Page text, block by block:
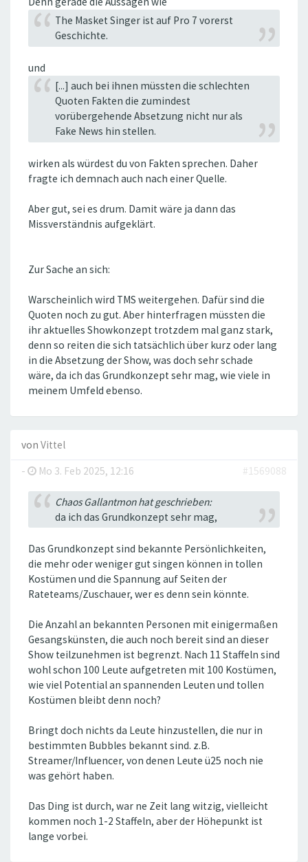
The Masket Singer ist auf Pro 7 vorerst
Geschichte.
und
[...] auch bei ihnen müssten die schlechten
Quoten Fakten die zumindest
vorübergehende Absetzung nicht nur als
Fake News hin stellen.
wirken als würdest du von Fakten sprechen. Daher
fragte ich demnach auch nach einer Quelle.
Aber gut, sei es drum. Damit wäre ja dann das
Missverständnis aufgeklärt.
Zur Sache an sich:
Warscheinlich wird TMS weitergehen. Dafür sind die
Quoten noch zu gut. Aber hinterfragen müssten die
ihr aktuelles Showkonzept trotzdem mal ganz stark,
denn so reiten die sich tatsächlich über kurz oder lang
in die Absetzung der Show, was doch sehr schade
wäre, da ich das Grundkonzept sehr mag, wie viele in
meinem Umfeld ebenso.
von Vittel
-
Mo 3. Feb 2025, 12:16 #1569088
Chaos Gallantmon hat geschrieben:
da ich das Grundkonzept sehr mag,
Das Grundkonzept sind bekannte Persönlichkeiten,
die mehr oder weniger gut singen können in tollen
Kostümen und die Spannung auf Seiten der
Rateteams/Zuschauer, wer es denn sein könnte.
Die Anzahl an bekannten Personen mit einigermaßen
Gesangskünsten, die auch noch bereit sind an dieser
Show teilzunehmen ist begrenzt. Nach 11 Staffeln sind
wohl schon 100 Leute aufgetreten mit 100 Kostümen,
wie viel Potential an spannenden Leuten und tollen
Kostümen bleibt denn noch?
Bringt doch nichts da Leute hinzustellen, die nur in
bestimmten Bubbles bekannt sind. z.B.
Streamer/Influencer, von denen Leute ü25 noch nie
was gehört haben.
Das Ding ist durch, war ne Zeit lang witzig, vielleicht
kommen noch 1-2 Staffeln, aber der Höhepunkt ist
lange vorbei.